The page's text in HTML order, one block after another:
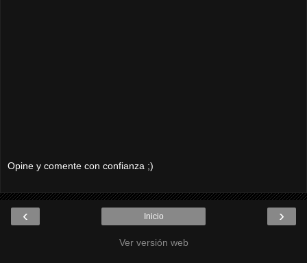
Opine y comente con confianza ;)
‹ ›
Inicio
Ver versión web